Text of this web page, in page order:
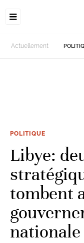
Actuellement
POLITIQUE
Libye:
tombent
nationale